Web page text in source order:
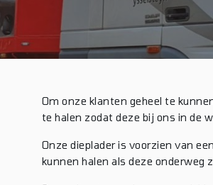
Om onze klanten geheel te
te halen zodat deze bij ons in de
Onze dieplader is voorzien van
kunnen halen als deze onderweg